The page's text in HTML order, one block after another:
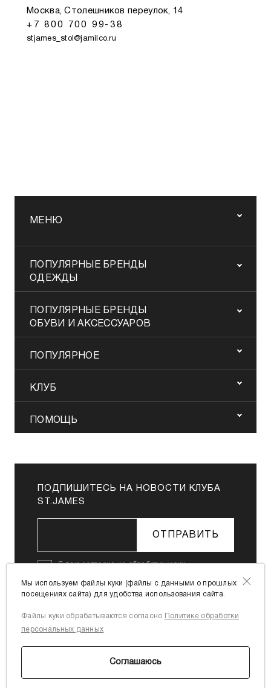
Москва, Столешников переулок, 14
+7 800 700 99-38
stjames_stol@jamilco.ru
МЕНЮ
ПОПУЛЯРНЫЕ БРЕНДЫ
ОДЕЖДЫ
ПОПУЛЯРНЫЕ БРЕНДЫ
ОБУВИ И АКСЕССУАРОВ
ПОПУЛЯРНОЕ
КЛУБ
ПОМОЩЬ
ПОДПИШИТЕСЬ НА НОВОСТИ КЛУБА
ST.JAMES
ОТПРАВИТЬ
Я даюсогласие на обработку моих
Политикой в отношении обработки
Я согласен с
© 2026 St. James.ru.
Мы используем файлы куки (файлы с данными о прошлых
посещениях сайта) для удобства использования сайта.
Файлы куки обрабатываются согласно
Политике обработки
персональных данных
Соглашаюсь